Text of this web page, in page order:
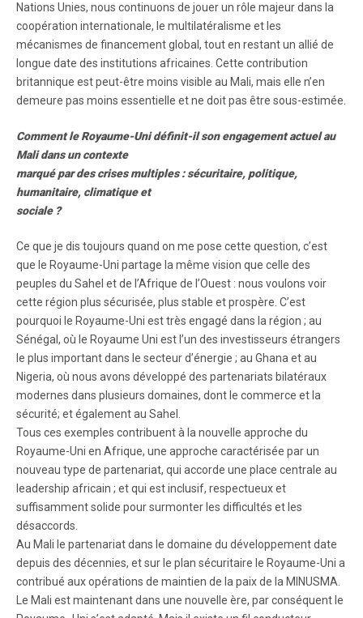
Nations Unies, nous continuons de jouer un rôle majeur dans la
coopération internationale, le multilatéralisme et les
mécanismes de financement global, tout en restant un allié de
longue date des institutions africaines. Cette contribution
britannique est peut-être moins visible au Mali, mais elle n’en
demeure pas moins essentielle et ne doit pas être sous-estimée.
Comment le Royaume-Uni définit-il son engagement actuel au
Mali dans un contexte
marqué par des crises multiples : sécuritaire, politique,
humanitaire, climatique et
sociale ?
Ce que je dis toujours quand on me pose cette question, c’est
que le Royaume-Uni partage la même vision que celle des
peuples du Sahel et de l’Afrique de l’Ouest : nous voulons voir
cette région plus sécurisée, plus stable et prospère. C’est
pourquoi le Royaume-Uni est très engagé dans la région ; au
Sénégal, où le Royaume Uni est l’un des investisseurs étrangers
le plus important dans le secteur d’énergie ; au Ghana et au
Nigeria, où nous avons développé des partenariats bilatéraux
modernes dans plusieurs domaines, dont le commerce et la
sécurité; et également au Sahel.
Tous ces exemples contribuent à la nouvelle approche du
Royaume-Uni en Afrique, une approche caractérisée par un
nouveau type de partenariat, qui accorde une place centrale au
leadership africain ; et qui est inclusif, respectueux et
suffisamment solide pour surmonter les difficultés et les
désaccords.
Au Mali le partenariat dans le domaine du développement date
depuis des décennies, et sur le plan sécuritaire le Royaume-Uni a
contribué aux opérations de maintien de la paix de la MINUSMA.
Le Mali est maintenant dans une nouvelle ère, par conséquent le